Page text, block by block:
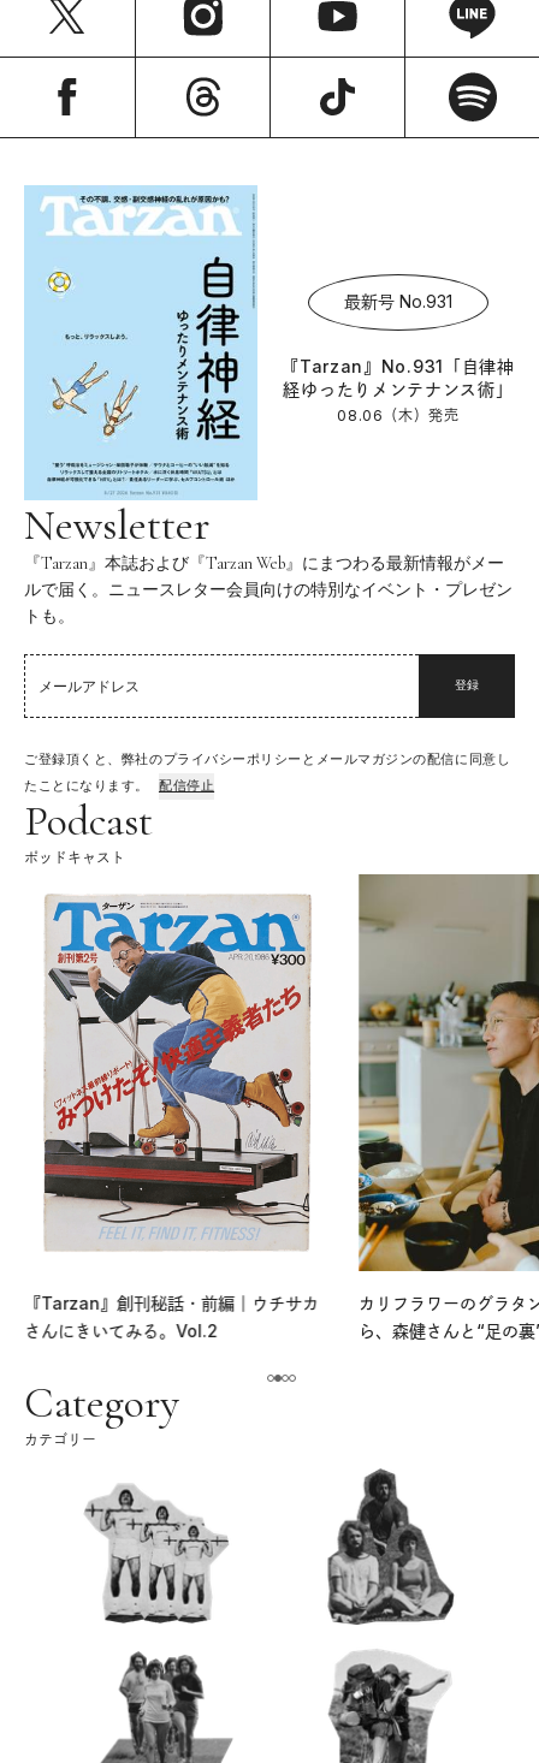
最新号 No.931
『Tarzan』No.931「自律神
経ゆったりメンテナンス術」
08.06（木）発売
Newsletter
『Tarzan』本誌および『Tarzan Web』にまつわる最新情報がメー
ルで届く。ニュースレター会員向けの特別なイベント・プレゼン
トも。
登録
ご登録頂くと、弊社のプライバシーポリシーとメールマガジンの配信に同意し
たことになります。
配信停止
Podcast
ポッドキャスト
『Tarzan』創刊秘話・前編｜ウチサカ
さんにきいてみる。Vol.2
カリフラワーのグラタ
ら、森健さんと“足の
Category
カテゴリー